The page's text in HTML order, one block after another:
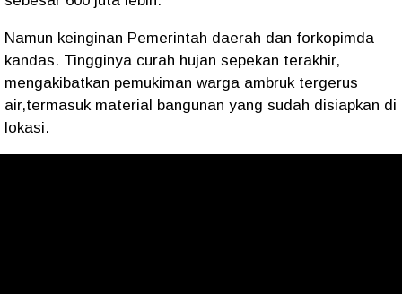
Namun keinginan Pemerintah daerah dan forkopimda
kandas. Tingginya curah hujan sepekan terakhir,
mengakibatkan pemukiman warga ambruk tergerus
air,termasuk material bangunan yang sudah disiapkan di
lokasi.